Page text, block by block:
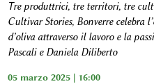
Tre produttrici, tre territori, tre
Cultivar Stories, Bonverre celebra
d’oliva attraverso il lavoro e la
Pascali e Daniela Diliberto
05 marzo 2025 | 16:00